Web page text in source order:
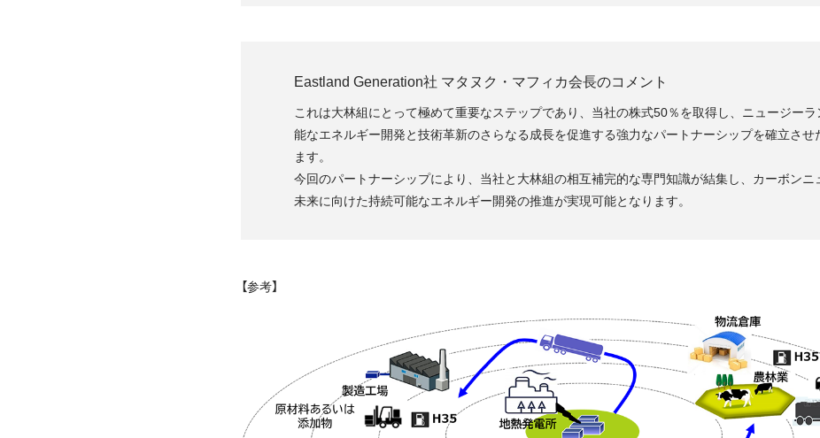
Eastland Generation社 マタヌク・マフィカ会長のコメント
これは大林組にとって極めて重要なステップであり、当社の株式50％を取得し、ニュージー
能なエネルギー開発と技術革新のさらなる成長を促進する強力なパートナーシップを確立させ
ます。
今回のパートナーシップにより、当社と大林組の相互補完的な専門知識が結集し、カーボンニ
未来に向けた持続可能なエネルギー開発の推進が実現可能となります。
【参考】